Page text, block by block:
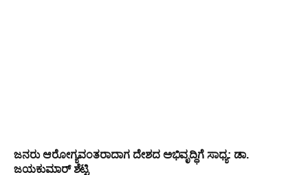
ಜನರು ಆರೋಗ್ಯವಂತರಾದಾಗ ದೇಶದ ಅಭಿವೃದ್ಧಿಗೆ ಸಾಧ್ಯ: ಡಾ.
ಜಯಕುಮಾರ್ ಶೆಟ್ಟಿ